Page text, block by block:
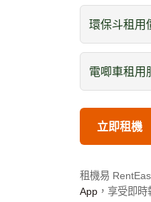
環保斗租用
電唧車租用
立即租機
租機易
App ，享受即